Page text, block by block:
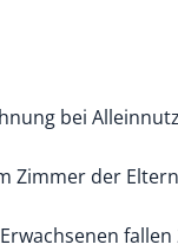
bei
Zimmer der
fallen